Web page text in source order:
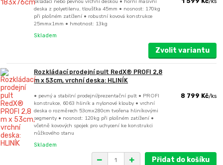
deska z polyetilenu, tloušťka 45mm • nosnost: 170kg
při plošném zatížení • robustní kovová konstrukce
25mmx1mm • hmotnost: 13kg
Skladem
Zvolit variantu
Rozkládací prodejní pult RedX® PROFI 2,8
m x 53cm, vrchní deska: HLINÍK
• pevný a stabilní prodejní/prezentační pult • PROFI
konstrukce, 6063 hliník a nylonové klouby • vrchní
deska o rozměrech 53cmx280cm tvořena hliníkovými
segmenty • nosnost: 120kg při plošném zatížení •
včetně kovových spojek pro uchycení ke konstrukci
nůžkového stanu
8 799 Kč/ks
Skladem
Přidat do košíku